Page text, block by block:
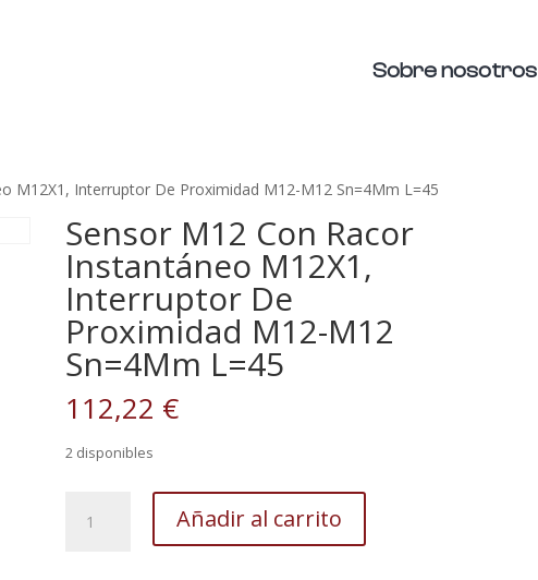
Sobre nosotros
M12X1, Interruptor De Proximidad M12-M12 Sn=4Mm L=45
Sensor M12 Con Racor
Instantáneo M12X1,
Interruptor De
Proximidad M12-M12
Sn=4Mm L=45
112,22 €
2 disponibles
M12
Añadir al carrito